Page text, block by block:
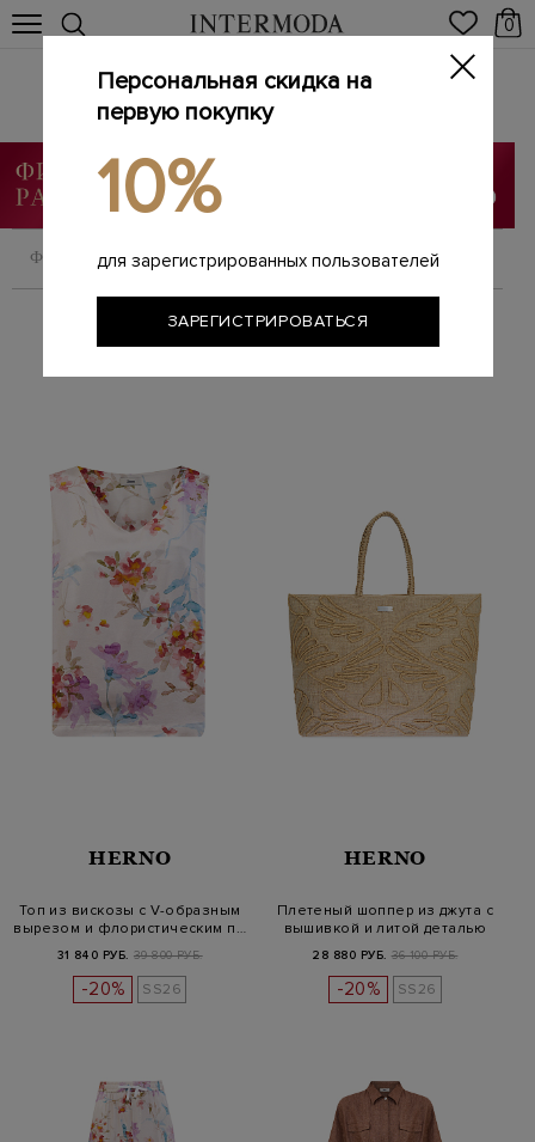
0
HERNO
Главная / Женщинам /
ФИЛЬТРОВАТЬ СОРТИРОВАТЬ
HERNO
Топ из вискозы с V-образным
вырезом и флористическим п…
31 840 РУБ. 39 800 РУБ.
-20% SS26
HERNO
Плетеный шоппер из джута с
вышивкой и литой деталью
28 880 РУБ. 36 100 РУБ.
-20% SS26
Персональная скидка на
первую покупку
10%
для зарегистрированных пользователей
ЗАРЕГИСТРИРОВАТЬСЯ